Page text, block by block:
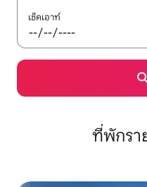
เช็คเอาท์
ที่พักรา